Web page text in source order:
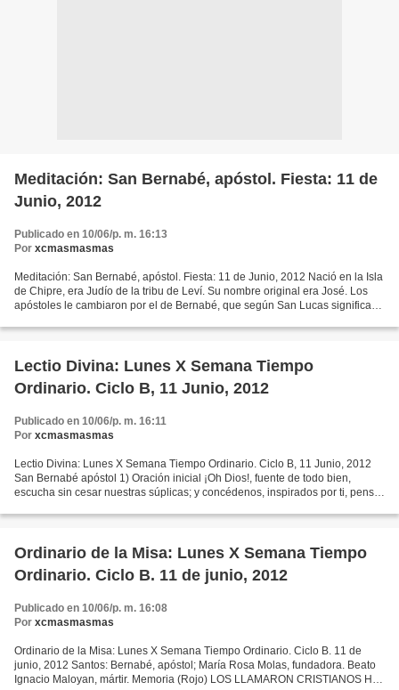
Meditación: San Bernabé, apóstol. Fiesta: 11 de
Junio, 2012
Publicado en 10/06/p. m. 16:13
Por xcmasmasmas
Meditación: San Bernabé, apóstol. Fiesta: 11 de Junio, 2012 Nació en la Isla
de Chipre, era Judío de la tribu de Leví. Su nombre original era José. Los
apóstoles le cambiaron por el de Bernabé, que según San Lucas significa
Lectio Divina: Lunes X Semana Tiempo
Ordinario. Ciclo B, 11 Junio, 2012
Publicado en 10/06/p. m. 16:11
Por xcmasmasmas
Lectio Divina: Lunes X Semana Tiempo Ordinario. Ciclo B, 11 Junio, 2012
San Bernabé apóstol 1) Oración inicial ¡Oh Dios!, fuente de todo bien,
escucha sin cesar nuestras súplicas; y concédenos, inspirados por ti, pensar
Ordinario de la Misa: Lunes X Semana Tiempo
Ordinario. Ciclo B. 11 de junio, 2012
Publicado en 10/06/p. m. 16:08
Por xcmasmasmas
Ordinario de la Misa: Lunes X Semana Tiempo Ordinario. Ciclo B. 11 de
junio, 2012 Santos: Bernabé, apóstol; María Rosa Molas, fundadora. Beato
Ignacio Maloyan, mártir. Memoria (Rojo) LOS LLAMARON CRISTIANOS Hch